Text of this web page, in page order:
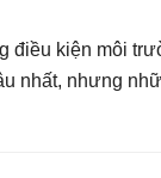
điều kiện môi
nhất, nhưng